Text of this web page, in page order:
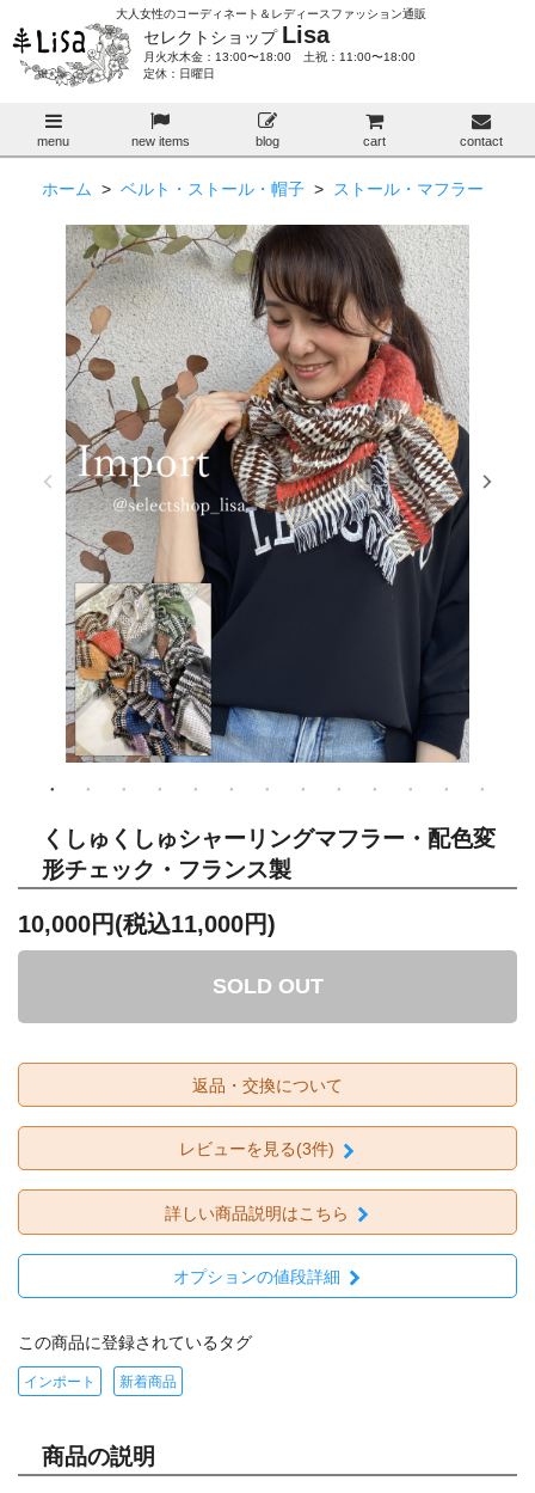
大人女性のコーディネート＆レディースファッション通販
セレクトショップ Lisa
月火水木金：13:00〜18:00 土祝：11:00〜18:00
定休：日曜日
menu new items blog cart contact
ホーム > ベルト・ストール・帽子 > ストール・マフラー
くしゅくしゅシャーリングマフラー・配色変
形チェック・フランス製
10,000円(税込11,000円)
SOLD OUT
返品・交換について
レビューを見る(3件)
詳しい商品説明はこちら
オプションの値段詳細
この商品に登録されているタグ
インポート 新着商品
商品の説明